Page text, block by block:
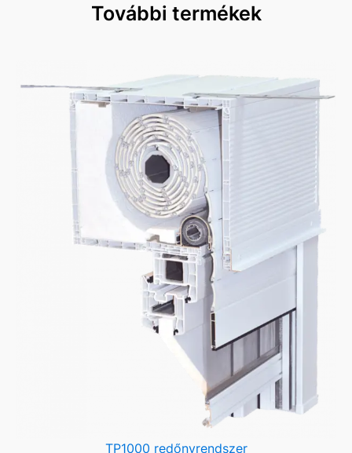
További termékek
TP1000 redőnyrendszer